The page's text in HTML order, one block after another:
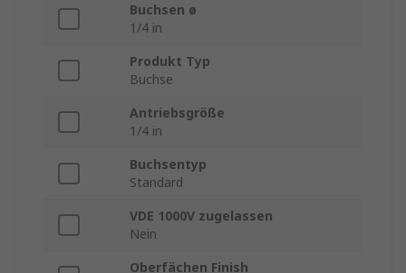
Buchsen ø
1/4 in
Produkt Typ
Buchse
Antriebsgröße
1/4 in
Buchsentyp
Standard
VDE 1000V zugelassen
Nein
Oberfächen Finish